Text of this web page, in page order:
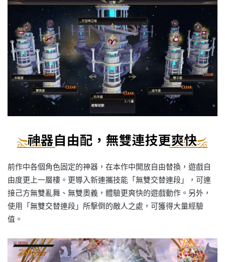
前作中各個角色固定的神器，在本作中開放自由替換，遊戲自
由度更上一層樓。更導入新連攜技能「無雙交替連段」，可連
接己方無雙亂舞、無雙奧義，體驗更爽快的遊戲動作。另外，
使用「無雙交替連段」所擊倒的敵人之處，可獲得大量經驗
值。